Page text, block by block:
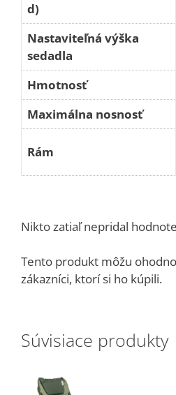
d)
Nastaviteľná výška
sedadla
Hmotnosť
Maximálna nosnosť
Rám
Nikto zatiaľ nepridal
Tento produkt môžu
zákazníci, ktorí si ho kúpili.
Súvisiace produkty